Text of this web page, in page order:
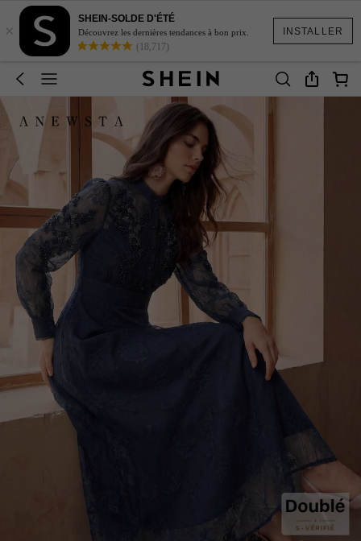
INSTALLER
×
SHEIN-SOLDE D'ÉTÉ
Découvrez les dernières tendances à bon prix.
(18,717)